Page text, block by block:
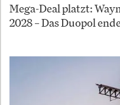
Mega-Deal platzt:
2028 – Das Duopol